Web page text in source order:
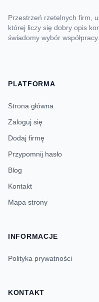
Przestrzeń rzetelnych firm,
której liczy się dobry opis
świadomy wybór współpracy.
PLATFORMA
Strona główna
Zaloguj się
Dodaj firmę
Przypomnij hasło
Blog
Kontakt
Mapa strony
INFORMACJE
Polityka prywatności
KONTAKT